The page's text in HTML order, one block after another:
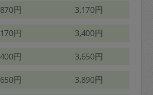
円 3,170円
円 3,400円
円 3,650円
円 3,890円